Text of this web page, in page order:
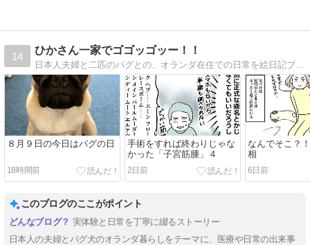
14
ひかさん一家でゴゴッゴッー！！
日本人夫婦と二匹のパグとの、オランダ在住での日常を絵日記ブログで描いてます。
８月９日の今日はパグの日
18時間前
手術をすれば終わりじゃな
かった「子宮筋腫」４
2日前
なんでそこ？
相
6日前
このブログのここがポイント
実体験と日常を丁寧に綴るストーリー
日本人の夫婦とパグ犬のオランダ暮らしをテーマに、医療や日常の出来事